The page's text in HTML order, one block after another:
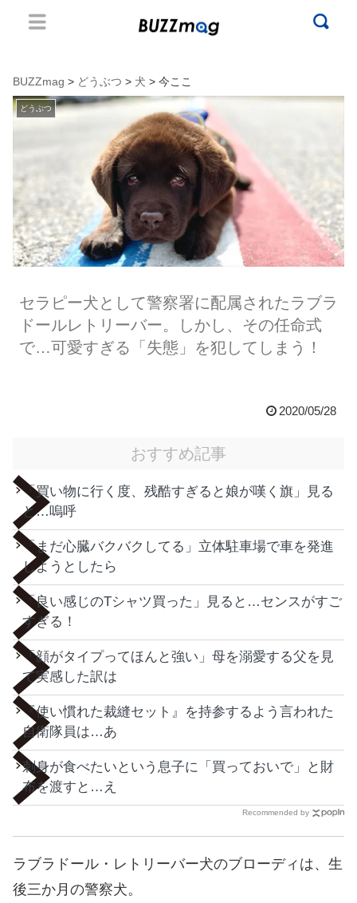
BUZZmag > どうぶつ > 犬 > 今ここ
どうぶつ
セラピー犬として警察署に配属されたラブラ
ドールレトリーバー。しかし、その任命式
で…可愛すぎる「失態」を犯してしまう！
2020/05/28
おすすめ記事
「買い物に行く度、残酷すぎると娘が嘆く旗」見る
と…嗚呼
「まだ心臓バクバクしてる」立体駐車場で車を発進
しようとしたら
「良い感じのTシャツ買った」見ると…センスがすご
すぎる！
「顔がタイプってほんと強い」母を溺愛する父を見
て実感した訳は
『使い慣れた裁縫セット』を持参するよう言われた
自衛隊員は…あ
刺身が食べたいという息子に「買っておいで」と財
布を渡すと…え
Recommended by
ラブラドール・レトリーバー犬のブローディは、生
後三か月の警察犬。